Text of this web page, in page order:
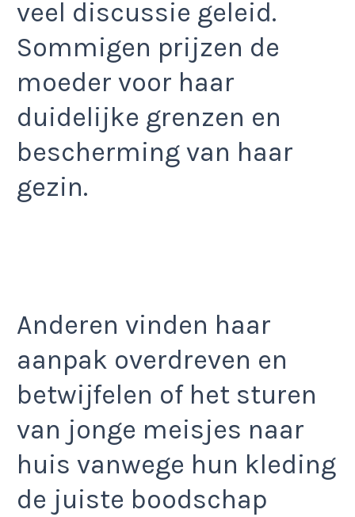
veel discussie geleid.
Sommigen prijzen de
moeder voor haar
duidelijke grenzen en
bescherming van haar
gezin.
Anderen vinden haar
aanpak overdreven en
betwijfelen of het sturen
van jonge meisjes naar
huis vanwege hun kleding
de juiste boodschap